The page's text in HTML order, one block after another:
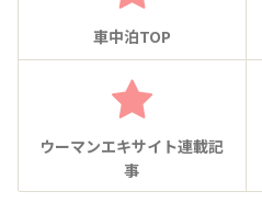
車中泊TOP
ウーマンエキサイト連載記
事